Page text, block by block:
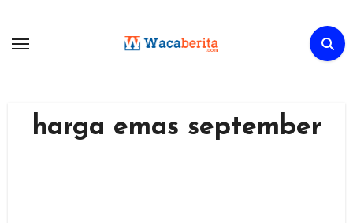
content
harga emas september